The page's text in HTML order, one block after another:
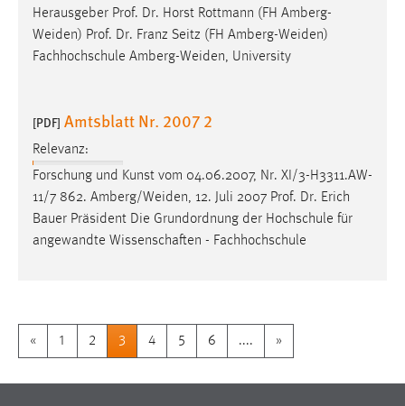
Herausgeber Prof. Dr. Horst Rottmann (FH Amberg-
Weiden) Prof. Dr. Franz Seitz (FH Amberg-Weiden)
Fachhochschule Amberg-Weiden, University
[PDF] Amtsblatt Nr. 2007 2
Relevanz:
Forschung und Kunst vom 04.06.2007, Nr. XI/3-H3311.AW-
11/7 862. Amberg/Weiden, 12. Juli 2007 Prof. Dr. Erich
Bauer Präsident Die Grundordnung der Hochschule für
angewandte Wissenschaften - Fachhochschule
« 1 2 3 4 5 6 .... »